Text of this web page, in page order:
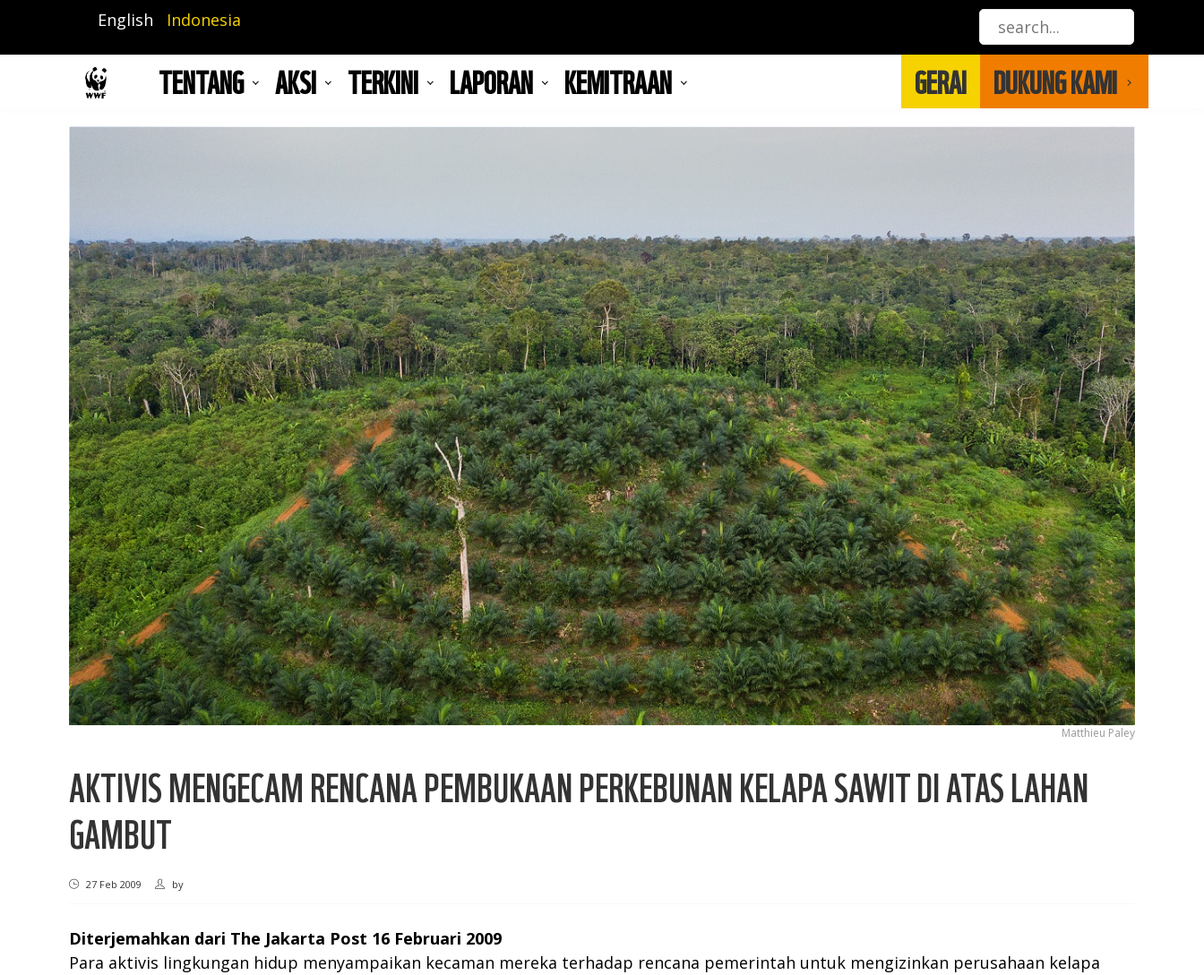
isi
English Indonesia
TENTANG AKSI TERKINI LAPORAN KEMITRAAN GERAI DUKUNG KAMI
Matthieu Paley
AKTIVIS MENGECAM RENCANA PEMBUKAAN PERKEBUNAN KELAPA SAWIT DI ATAS LAHAN
GAMBUT
27 Feb 2009 by
Diterjemahkan dari The Jakarta Post 16 Februari 2009
Para aktivis lingkungan hidup menyampaikan kecaman mereka terhadap rencana pemerintah untuk mengizinkan perusahaan kelapa